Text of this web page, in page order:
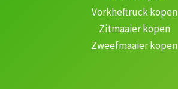
Vorkheftruck kopen
Zitmaaier kopen
Zweefmaaier kopen